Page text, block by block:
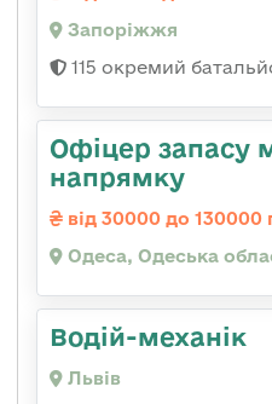
Запоріжжя
115 окремий
Офіцер запасу
напрямку
від 30000 до 130000
Одеса, Одеська
Водій-механік
Львів